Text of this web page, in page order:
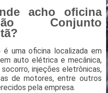
acho oficina
Conjunto
uma oficina localizada em
auto elétrica e mecânica,
injeções eletrônicas,
de motores, entre outros
pela empresa.